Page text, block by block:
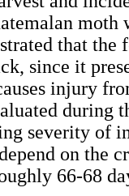
moth
that
since it
injury
during
severity of
on the
66-68